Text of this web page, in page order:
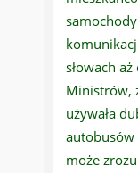
słowach
Ministrów,
używała
autobusów
może